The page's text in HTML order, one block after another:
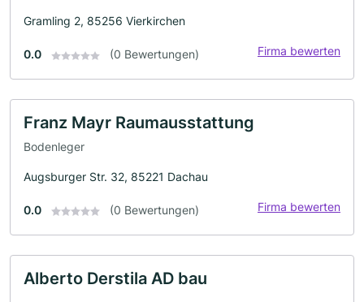
Gramling 2, 85256 Vierkirchen
0.0 (0 Bewertungen) Firma bewerten
Franz Mayr Raumausstattung
Bodenleger
Augsburger Str. 32, 85221 Dachau
0.0 (0 Bewertungen) Firma bewerten
Alberto Derstila AD bau